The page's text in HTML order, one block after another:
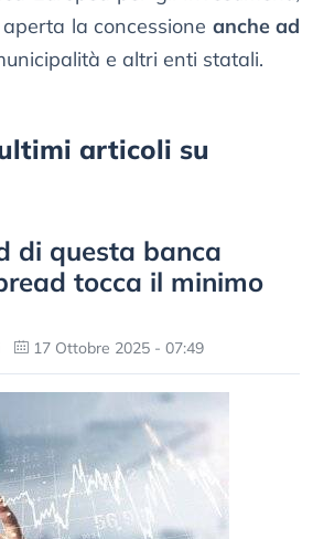
la concessione anche ad
e altri enti statali.
articoli su
di questa banca
tocca il minimo
17 Ottobre 2025 - 07:49